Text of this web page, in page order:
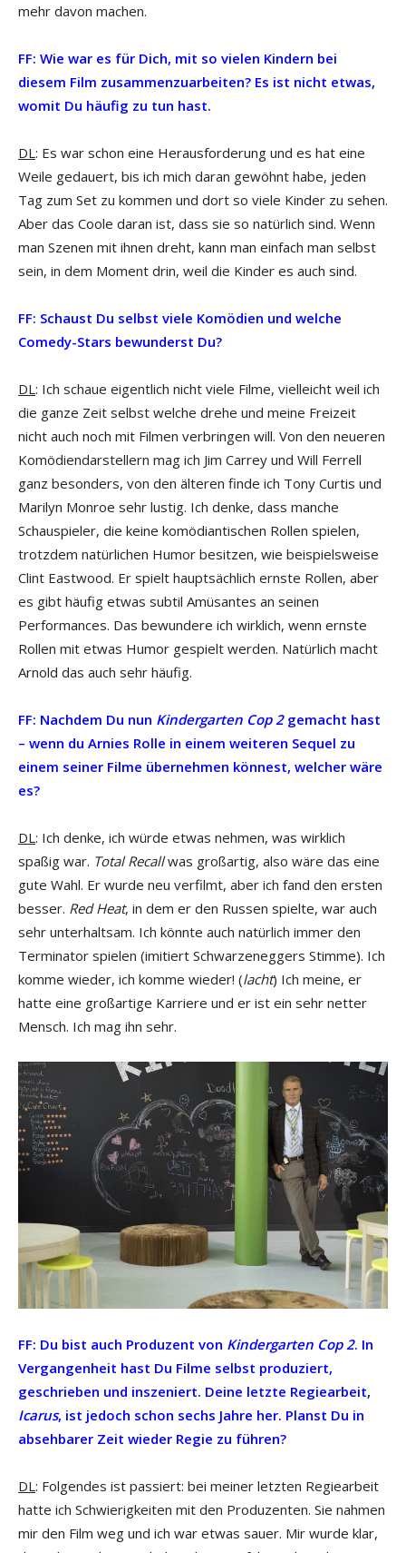
mehr davon machen.
FF: Wie war es für Dich, mit so vielen Kindern bei
diesem Film zusammenzuarbeiten? Es ist nicht etwas,
womit Du häufig zu tun hast.
DL : Es war schon eine Herausforderung und es hat eine
Weile gedauert, bis ich mich daran gewöhnt habe, jeden
Tag zum Set zu kommen und dort so viele Kinder zu sehen.
Aber das Coole daran ist, dass sie so natürlich sind. Wenn
man Szenen mit ihnen dreht, kann man einfach man selbst
sein, in dem Moment drin, weil die Kinder es auch sind.
FF: Schaust Du selbst viele Komödien und welche
Comedy-Stars bewunderst Du?
DL : Ich schaue eigentlich nicht viele Filme, vielleicht weil ich
die ganze Zeit selbst welche drehe und meine Freizeit
nicht auch noch mit Filmen verbringen will. Von den neueren
Komödiendarstellern mag ich Jim Carrey und Will Ferrell
ganz besonders, von den älteren finde ich Tony Curtis und
Marilyn Monroe sehr lustig. Ich denke, dass manche
Schauspieler, die keine komödiantischen Rollen spielen,
trotzdem natürlichen Humor besitzen, wie beispielsweise
Clint Eastwood. Er spielt hauptsächlich ernste Rollen, aber
es gibt häufig etwas subtil Amüsantes an seinen
Performances. Das bewundere ich wirklich, wenn ernste
Rollen mit etwas Humor gespielt werden. Natürlich macht
Arnold das auch sehr häufig.
FF: Nachdem Du nun Kindergarten Cop 2gemacht hast
– wenn du Arnies Rolle in einem weiteren Sequel zu
einem seiner Filme übernehmen könnest, welcher wäre
es?
DL : Ich denke, ich würde etwas nehmen, was wirklich
spaßig war. Total Recallwas großartig, also wäre das eine
gute Wahl. Er wurde neu verfilmt, aber ich fand den ersten
besser. Red Heat, in dem er den Russen spielte, war auch
sehr unterhaltsam. Ich könnte auch natürlich immer den
Terminator spielen (imitiert Schwarzeneggers Stimme). Ich
komme wieder, ich komme wieder! (lacht) Ich meine, er
hatte eine großartige Karriere und er ist ein sehr netter
Mensch. Ich mag ihn sehr.
FF: Du bist auch Produzent von Kindergarten Cop 2. In
Vergangenheit hast Du Filme selbst produziert,
geschrieben und inszeniert. Deine letzte Regiearbeit,
Icarus, ist jedoch schon sechs Jahre her. Planst Du in
absehbarer Zeit wieder Regie zu führen?
DL : Folgendes ist passiert: bei meiner letzten Regiearbeit
hatte ich Schwierigkeiten mit den Produzenten. Sie nahmen
mir den Film weg und ich war etwas sauer. Mir wurde klar,